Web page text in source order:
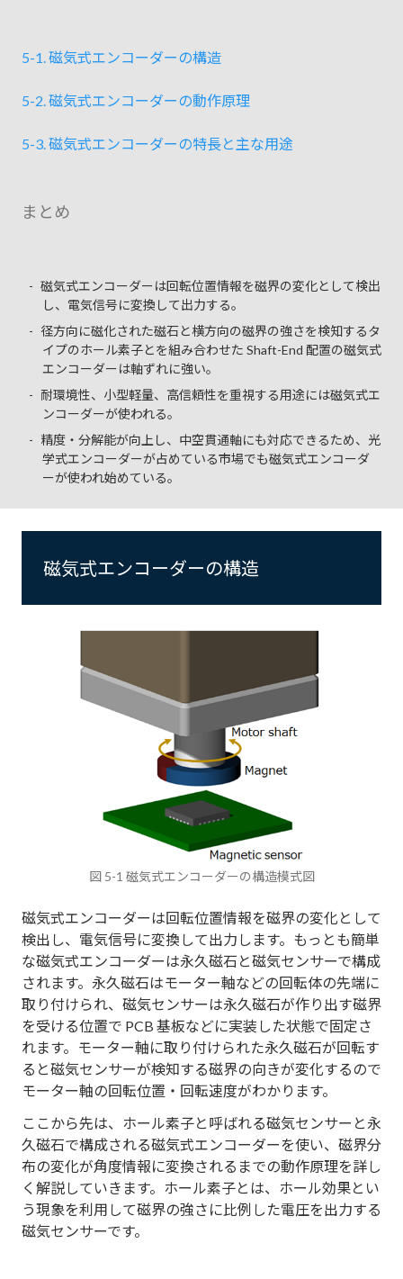
5-1. 磁気式エンコーダーの構造
5-2. 磁気式エンコーダーの動作原理
5-3. 磁気式エンコーダーの特長と主な用途
まとめ
磁気式エンコーダーは回転位置情報を磁界の変化として検出
し、電気信号に変換して出力する。
径方向に磁化された磁石と横方向の磁界の強さを検知するタ
イプのホール素子とを組み合わせた Shaft-End 配置の磁気式
エンコーダーは軸ずれに強い。
耐環境性、小型軽量、高信頼性を重視する用途には磁気式エ
ンコーダーが使われる。
精度・分解能が向上し、中空貫通軸にも対応できるため、光
学式エンコーダーが占めている市場でも磁気式エンコーダ
ーが使われ始めている。
磁気式エンコーダーの構造
図 5-1 磁気式エンコーダーの構造模式図
磁気式エンコーダーは回転位置情報を磁界の変化として
検出し、電気信号に変換して出力します。もっとも簡単
な磁気式エンコーダーは永久磁石と磁気センサーで構成
されます。永久磁石はモーター軸などの回転体の先端に
取り付けられ、磁気センサーは永久磁石が作り出す磁界
を受ける位置で PCB 基板などに実装した状態で固定さ
れます。モーター軸に取り付けられた永久磁石が回転す
ると磁気センサーが検知する磁界の向きが変化するので
モーター軸の回転位置・回転速度がわかります。
ここから先は、ホール素子と呼ばれる磁気センサーと永
久磁石で構成される磁気式エンコーダーを使い、磁界分
布の変化が角度情報に変換されるまでの動作原理を詳し
く解説していきます。ホール素子とは、ホール効果とい
う現象を利用して磁界の強さに比例した電圧を出力する
磁気センサーです。